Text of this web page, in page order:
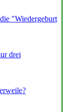
"Wiedergeburt
drei